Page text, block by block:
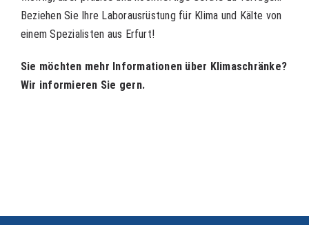
Beziehen Sie Ihre Laborausrüstung für Klima und Kälte von
einem Spezialisten aus Erfurt!
Sie möchten mehr Informationen über Klimaschränke?
Wir informieren Sie gern.